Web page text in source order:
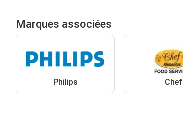
Marques associées
Philips Chef